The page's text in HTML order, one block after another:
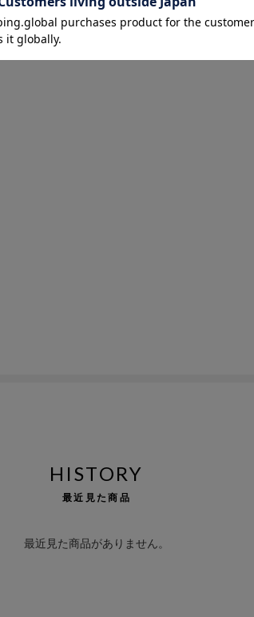
HISTORY
最近見た商品
最近見た商品がありません。